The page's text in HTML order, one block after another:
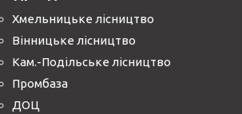
Хмельницьке лісництво
Вінницьке лісництво
Кам.-Подільське лісництво
Промбаза
ДОЦ